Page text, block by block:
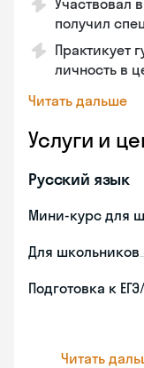
Участвовал
получил
Практикует
личность в
Читать дальше
Услуги и
Русский язык
Мини-курс для
Для школьников
Подготовка к
Читать